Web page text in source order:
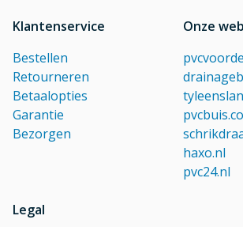
Klantenservice
Bestellen
Retourneren
Betaalopties
Garantie
Bezorgen
Onze
haxo.nl
pvc24.nl
Legal